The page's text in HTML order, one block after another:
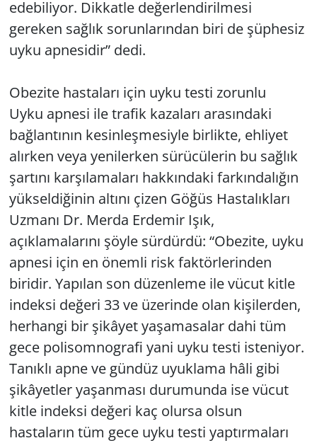
edebiliyor. Dikkatle değerlendirilmesi
gereken sağlık sorunlarından biri de şüphesiz
uyku apnesidir” dedi.
Obezite hastaları için uyku testi zorunlu
Uyku apnesi ile trafik kazaları arasındaki
bağlantının kesinleşmesiyle birlikte, ehliyet
alırken veya yenilerken sürücülerin bu sağlık
şartını karşılamaları hakkındaki farkındalığın
yükseldiğinin altını çizen Göğüs Hastalıkları
Uzmanı Dr. Merda Erdemir Işık,
açıklamalarını şöyle sürdürdü: “Obezite, uyku
apnesi için en önemli risk faktörlerinden
biridir. Yapılan son düzenleme ile vücut kitle
indeksi değeri 33 ve üzerinde olan kişilerden,
herhangi bir şikâyet yaşamasalar dahi tüm
gece polisomnografi yani uyku testi isteniyor.
Tanıklı apne ve gündüz uyuklama hâli gibi
şikâyetler yaşanması durumunda ise vücut
kitle indeksi değeri kaç olursa olsun
hastaların tüm gece uyku testi yaptırmaları